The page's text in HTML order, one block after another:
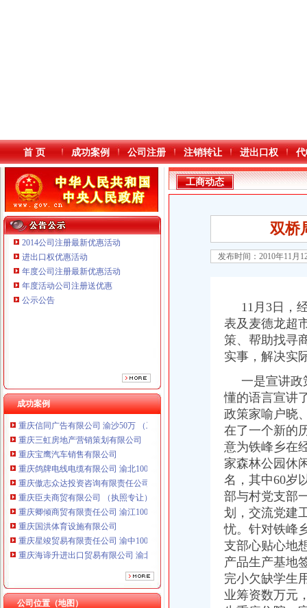
本站导航
首 页 成功案例 公司注册 注销转让 进出口权
2014公司注册最新优惠活动
进出口权优惠活动
年度公司注册最新优惠活动
年度活动公司注册送优惠
公示公告
成功案例
重庆鸽牌电线电缆有限公司 渝北10010万 (进出口权)
重庆海谛升进出口贸易有限公司 渝北100万 （进出口权）
重庆奕欣锦诚商贸有限公司 渝九50万 （工商注册）
重庆信同广告有限公司 渝沙50万 （工商注册）
重庆三虹房地产营销策划有限公司
重庆宝鹰汽车销售有限公司
重庆鸽牌电线电缆有限公司 渝北10010万 (进出口权)
重庆傲志众达投资咨询有限责任公司 渝九1000万 （增资）
重庆臣夫商贸有限公司 （执照专让）
重庆卿倾商贸有限责任公司 渝江100万 （工商注册）
重庆国洪体育设施有限公司
重庆星竣贸易有限责任公司 渝中100万 （进出口权）
重庆海谛升进出口贸易有限公司 渝北100万 （进出口权）
重庆奕欣锦诚商贸有限公司 渝九50万 （工商注册）
重庆信同广告有限公司 渝沙50万 （工商注册）
重庆三虹房地产营销策划有限公司
重庆宝鹰汽车销售有限公司
公司位置（地图）
工商动态
双桥
发布时间：2010年11月
11月3日，经
表及麦德龙超
策、帮助找寻
实事，解决实
一是宣讲政
懂的语言宣讲
政策家喻户晓
在了一个新的
意为铁峰乡在
家森林公园休
名，其中60岁
部与村党支部
划，交流党建
忧。针对铁峰
支部心贴心地
产品生产基地
完小欠缺学生
业筹资数万元